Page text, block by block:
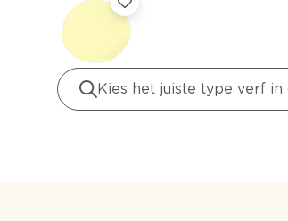
Kies het juiste type verf